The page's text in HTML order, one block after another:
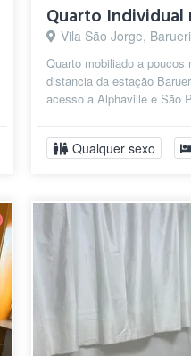
Vila São Jorge,
Quarto mobiliado a poucos
distancia da estação
acesso a Alphaville e São
Qualquer sexo